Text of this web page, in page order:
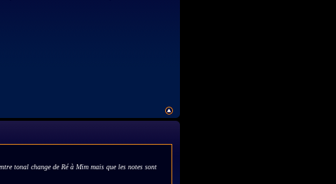
tonal change de Ré à Mim mais que les notes sont